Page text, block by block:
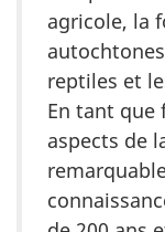
agricole, la
reptiles et
En tant que
aspects de